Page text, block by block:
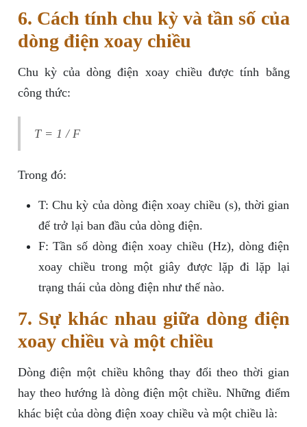
6. Cách tính chu kỳ và tần số của
dòng điện xoay chiều
Chu kỳ của dòng điện xoay chiều được tính bằng
công thức:
T = 1 / F
Trong đó:
T: Chu kỳ của dòng điện xoay chiều (s), thời gian
để trở lại ban đầu của dòng điện.
F: Tần số dòng điện xoay chiều (Hz), dòng điện
xoay chiều trong một giây được lặp đi lặp lại
trạng thái của dòng điện như thế nào.
7. Sự khác nhau giữa dòng điện
xoay chiều và một chiều
Dòng điện một chiều không thay đổi theo thời gian
hay theo hướng là dòng điện một chiều. Những điểm
khác biệt của dòng điện xoay chiều và một chiều là: